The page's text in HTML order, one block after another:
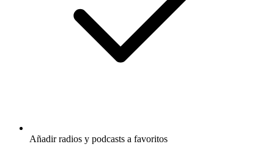
Añadir radios y podcasts a favoritos